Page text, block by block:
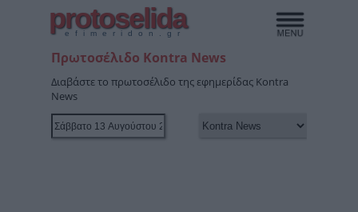
protoselida
efimeridon.gr
Πρωτοσέλιδο Kontra News
Διαβάστε το πρωτοσέλιδο της εφημερίδας Kontra
News